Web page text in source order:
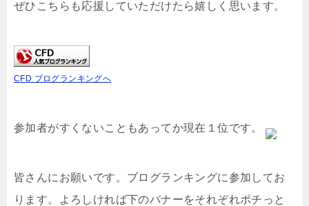
ぜひこちらも応援していただけたら嬉しく思います。
CFD ブログランキングへ
参加者がすくないこともあってか現在１位です。
皆さんにお願いです。ブログランキングに参加してお
ります。よろしければ下のバナーをそれぞれポチっと